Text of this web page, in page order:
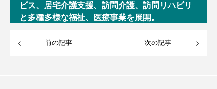
ビス、居宅介護支援、訪問介護、訪問リハビリ
と多種多様な福祉、医療事業を展開。
前の記事 次の記事